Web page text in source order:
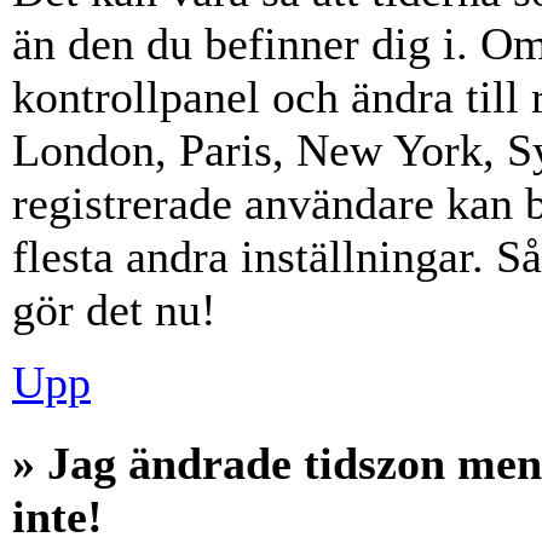
än den du befinner dig i.
kontrollpanel och ändra till
London, Paris, New York,
registrerade användare kan
flesta andra inställningar.
gör det nu!
Upp
» Jag ändrade tidszon
inte!